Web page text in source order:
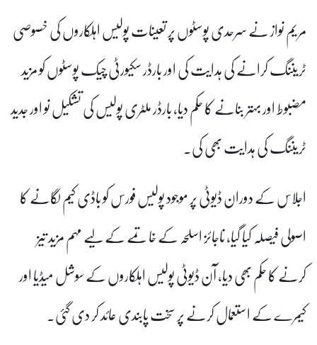
مریم نواز نے سرحدی پوسٹوں پر تعینات پولیس اہلکاروں کی خصوصی
ٹریننگ کرانے کی ہدایت کی اور بارڈر سکیورٹی چیک پوسٹوں کو مزید
مضبوط اور بہتر بنانے کا حکم دیا، بارڈر ملٹری پولیس کی تشکیل نو اور جدید
ٹریننگ کی ہدایت بھی کی۔
اجلاس کے دوران ڈیوٹی پر موجود پولیس فورس کو باڈی کیم لگانے کا
اصولی فیصلہ کیا گیا، ناجائز اسلحہ کے خاتمے کے لیے مہم مزید تیز
کرنے کا حکم بھی دیا، آن ڈیوٹی پولیس اہلکاروں کے سوشل میڈیا اور
کیمرے کے استعمال کرنے پر سخت پابندی عائد کر دی گئی۔